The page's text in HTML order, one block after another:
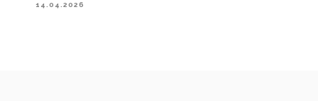
14.04.2026